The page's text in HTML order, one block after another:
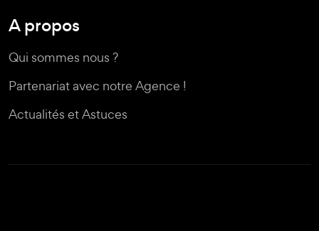
A propos
Qui sommes nous ?
Partenariat avec notre Agence !
Actualités et Astuces